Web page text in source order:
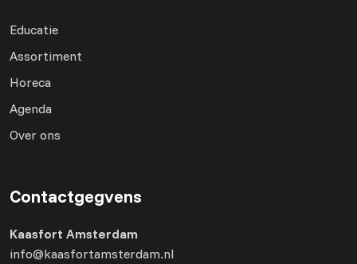
Educatie
Assortiment
Horeca
Agenda
Over ons
Contactgegvens
Kaasfort Amsterdam
info@kaasfortamsterdam.nl